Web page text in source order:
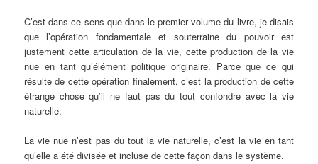
C’est dans ce sens que dans le premier volume du livre, je disais
que l’opération fondamentale et souterraine du pouvoir est
justement cette articulation de la vie, cette production de la vie
nue en tant qu’élément politique originaire. Parce que ce qui
résulte de cette opération finalement, c’est la production de cette
étrange chose qu’il ne faut pas du tout confondre avec la vie
naturelle.
La vie nue n’est pas du tout la vie naturelle, c’est la vie en tant
qu’elle a été divisée et incluse de cette façon dans le système.